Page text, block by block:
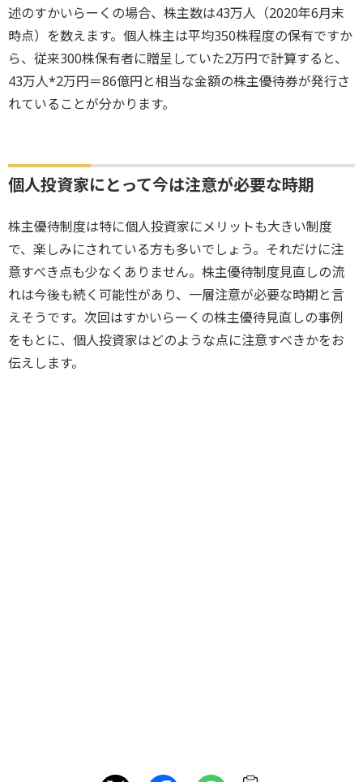
述のすかいらーくの場合、株主数は43万人（2020年6月末
時点）を数えます。個人株主は平均350株程度の保有ですか
ら、従来300株保有者に贈呈していた2万円で計算すると、
43万人*2万円＝86億円と相当な金額の株主優待券が発行さ
れていることが分かります。
個人投資家にとって今は注意が必要な時期
株主優待制度は特に個人投資家にメリットも大きい制度
で、楽しみにされている方も多いでしょう。それだけに注
意すべき点も少なくありません。株主優待制度見直しの流
れは今後も続く可能性があり、一層注意が必要な時期と言
えそうです。次回はすかいらーくの株主優待見直しの事例
をもとに、個人投資家はどのような点に注意すべきかをお
伝えします。